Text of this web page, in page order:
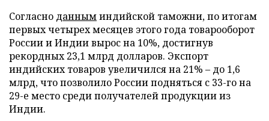
Согласно данныминдийской таможни, по итогам
первых четырех месяцев этого года товарооборот
России и Индии вырос на 10%, достигнув
рекордных 23,1 млрд долларов. Экспорт
индийских товаров увеличился на 21% – до 1,6
млрд, что позволило России подняться с 33-го на
29-е место среди получателей продукции из
Индии.